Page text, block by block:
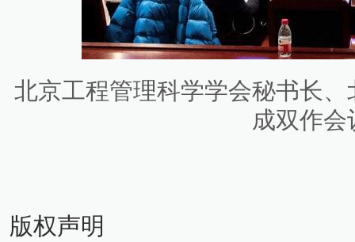
北京工程管理科学学会秘书长
成双作会
版权声明